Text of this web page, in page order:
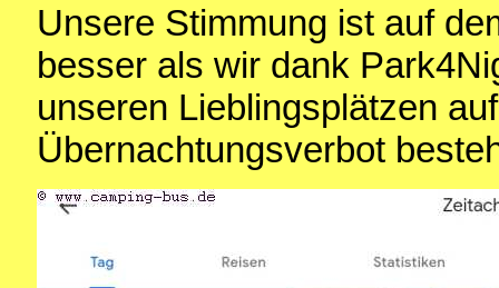
Unsere Stimmung ist auf
besser als wir dank
unseren Lieblingsplätzen
Übernachtungsverbot